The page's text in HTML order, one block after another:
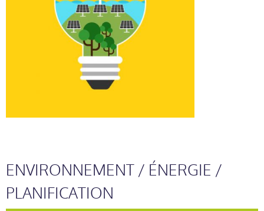
ENVIRONNEMENT / ÉNERGIE /
PLANIFICATION